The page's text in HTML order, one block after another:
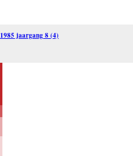
1985 jaargang 8 (4)